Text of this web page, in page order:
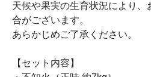
天候や果実の生育状況により
合がございます。
あらかじめご了承ください。
【セット内容】